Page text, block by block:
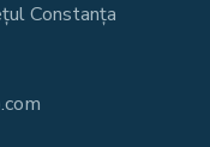
Constanța